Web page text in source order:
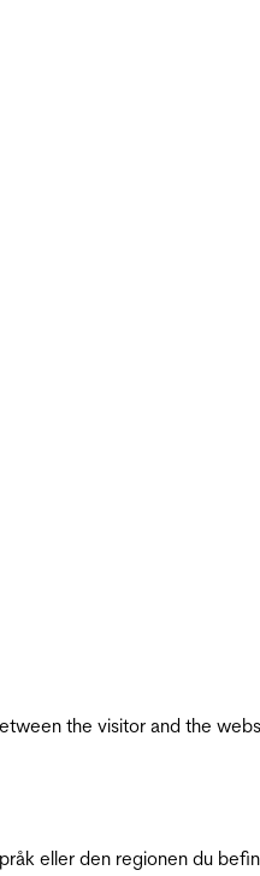
the visitor and the
eller den regionen du